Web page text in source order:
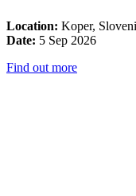
Location: Koper,
Date: 5 Sep 2026
Find out more